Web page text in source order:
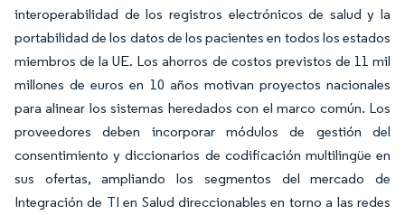
interoperabilidad de los registros electrónicos de salud y la
portabilidad de los datos de los pacientes en todos los estados
miembros de la UE. Los ahorros de costos previstos de 11 mil
millones de euros en 10 años motivan proyectos nacionales
para alinear los sistemas heredados con el marco común. Los
proveedores deben incorporar módulos de gestión del
consentimiento y diccionarios de codificación multilingüe en
sus ofertas, ampliando los segmentos del mercado de
Integración de TI en Salud direccionables en torno a las redes